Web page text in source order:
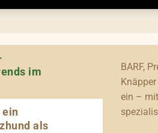
im
ein
als
BARF,
ein –